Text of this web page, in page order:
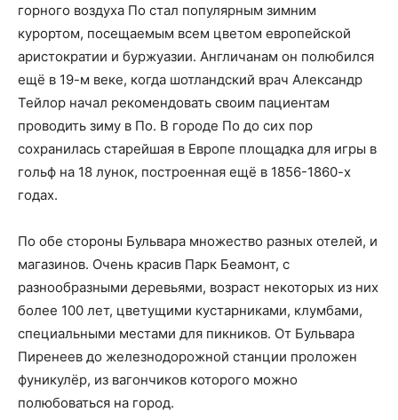
горного воздуха По стал популярным зимним
курортом, посещаемым всем цветом европейской
аристократии и буржуазии. Англичанам он полюбился
ещё в 19-м веке, когда шотландский врач Александр
Тейлор начал рекомендовать своим пациентам
проводить зиму в По. В городе По до сих пор
сохранилась старейшая в Европе площадка для игры в
гольф на 18 лунок, построенная ещё в 1856-1860-х
годах.
По обе стороны Бульвара множество разных отелей, и
магазинов. Очень красив Парк Беамонт, с
разнообразными деревьями, возраст некоторых из них
более 100 лет, цветущими кустарниками, клумбами,
специальными местами для пикников. От Бульвара
Пиренеев до железнодорожной станции проложен
фуникулёр, из вагончиков которого можно
полюбоваться на город.